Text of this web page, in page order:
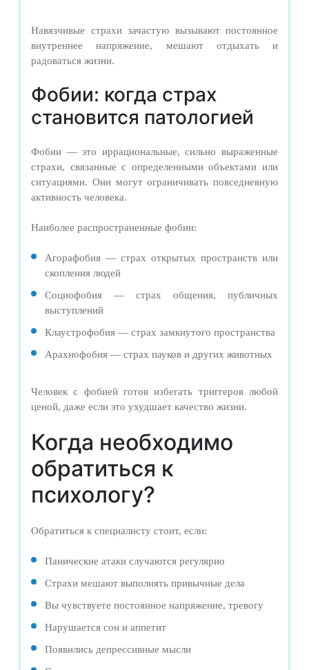
Навязчивые страхи зачастую вызывают постоянное
внутреннее напряжение, мешают отдыхать и
радоваться жизни.
Фобии: когда страх
становится патологией
Фобии — это иррациональные, сильно выраженные
страхи, связанные с определенными объектами или
ситуациями. Они могут ограничивать повседневную
активность человека.
Наиболее распространенные фобии:
Агорафобия — страх открытых пространств или
скопления людей
Социофобия — страх общения, публичных
выступлений
Клаустрофобия — страх замкнутого пространства
Арахнофобия — страх пауков и других животных
Человек с фобией готов избегать триггеров любой
ценой, даже если это ухудшает качество жизни.
Когда необходимо
обратиться к
психологу?
Обратиться к специалисту стоит, если:
Панические атаки случаются регулярно
Страхи мешают выполнять привычные дела
Вы чувствуете постоянное напряжение, тревогу
Нарушается сон и аппетит
Появились депрессивные мысли